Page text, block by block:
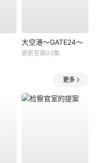
大空港～GATE24～
更新至第03集
更多